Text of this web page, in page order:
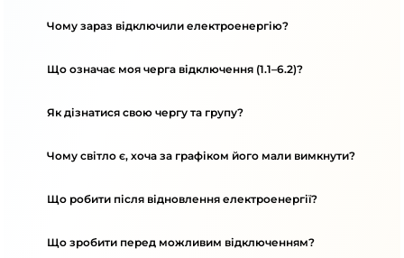
Чому зараз відключили електроенергію?
Що означає моя черга відключення (1.1–6.2)?
Як дізнатися свою чергу та групу?
Чому світло є, хоча за графіком його мали вимкнути?
Що робити після відновлення електроенергії?
Що зробити перед можливим відключенням?